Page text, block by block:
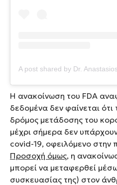
Η ανακοίνωση του FDA
δεδομένα δεν φαίνεται ότι
δρόμος μετάδοσης του
μέχρι σήμερα δεν
covid-19, οφειλόμενο
Προσοχή όμως, η
μπορεί να μεταφερθεί
συσκευασίας της) στον